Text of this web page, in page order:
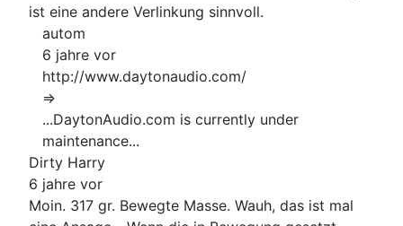
ist eine andere Verlinkung sinnvoll.
autom
6 jahre vor
http://www.daytonaudio.com/
=>
...DaytonAudio.com is currently under
maintenance...
Dirty Harry
6 jahre vor
Moin. 317 gr. Bewegte Masse. Wauh, das ist mal